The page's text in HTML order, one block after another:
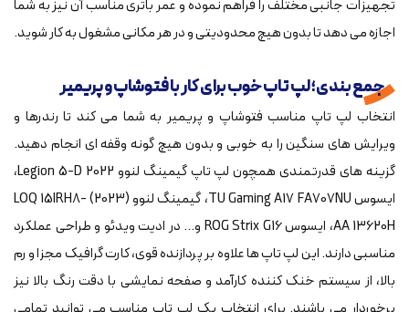
تجهیزات جانبی مختلف را فراهم نموده و عمر باتری مناسب آن نیز به شما
اجازه می دهد تا بدون هیچ محدودیتی و در هر مکانی مشغول به کار شوید.
جمع بندی؛ لپ تاپ خوب برای کار با فتوشاپ و پریمیر
انتخاب لپ تاپ مناسب فتوشاپ و پریمیر به شما می کند تا رندرها و
ویرایش های سنگین را به خوبی و بدون هیچ گونه وقفه ای انجام دهید.
گزینه های قدرتمندی همچون لپ تاپ گیمینگ لنوو Legion 5-D 2022،
ایسوس TU Gaming A17 FA707NU، گیمینگ لنوو (2023) LOQ 15IRH8-
AA 13620H، ایسوس ROG Strix G16 و... در ادیت ویدئو و طراحی عملکرد
مناسبی دارند. این لپ تاپ ها علاوه بر پردازنده قوی، کارت گرافیک مجزا و رم
بالا، از سیستم خنک کننده کارآمد و صفحه نمایشی با دقت رنگ بالا نیز